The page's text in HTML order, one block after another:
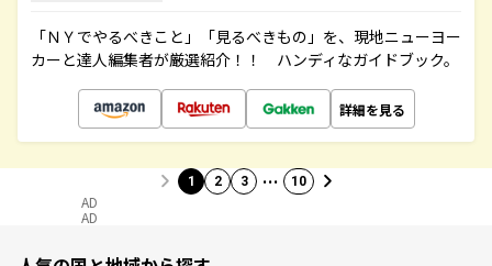
「ＮＹでやるべきこと」「見るべきもの」を、現地ニューヨー
カーと達人編集者が厳選紹介！！ ハンディなガイドブック。
詳細を見る
1 2 3 … 10
AD
AD